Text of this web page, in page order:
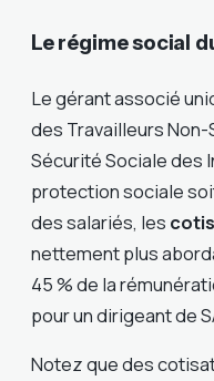
Le régime social
Le gérant associé
des Travailleurs
Sécurité Sociale des
protection sociale
des salariés, les
nettement plus
45 % de la
pour un dirigeant de
Notez que des